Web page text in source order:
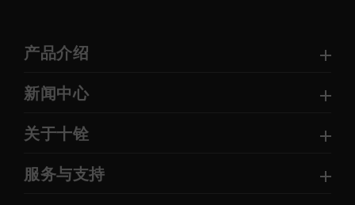
产品介绍
新闻中心
关于十铨
服务与支持